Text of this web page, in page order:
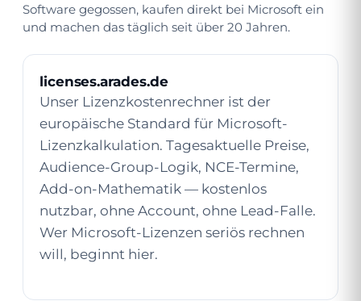
Software gegossen, kaufen direkt bei Microsoft ein
und machen das täglich seit über 20 Jahren.
licenses.arades.de
Unser Lizenzkostenrechner ist der
europäische Standard für Microsoft-
Lizenzkalkulation. Tagesaktuelle Preise,
Audience-Group-Logik, NCE-Termine,
Add-on-Mathematik — kostenlos
nutzbar, ohne Account, ohne Lead-Falle.
Wer Microsoft-Lizenzen seriös rechnen
will, beginnt hier.